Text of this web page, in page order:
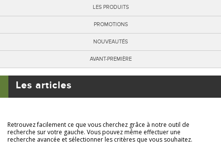
LES PRODUITS
PROMOTIONS
NOUVEAUTÉS
AVANT-PREMIÈRE
Les articles
Retrouvez facilement ce que vous cherchez grâce à notre outil de
recherche sur votre gauche. Vous pouvez même effectuer une
recherche avancée et sélectionner les critères que vous souhaitez.